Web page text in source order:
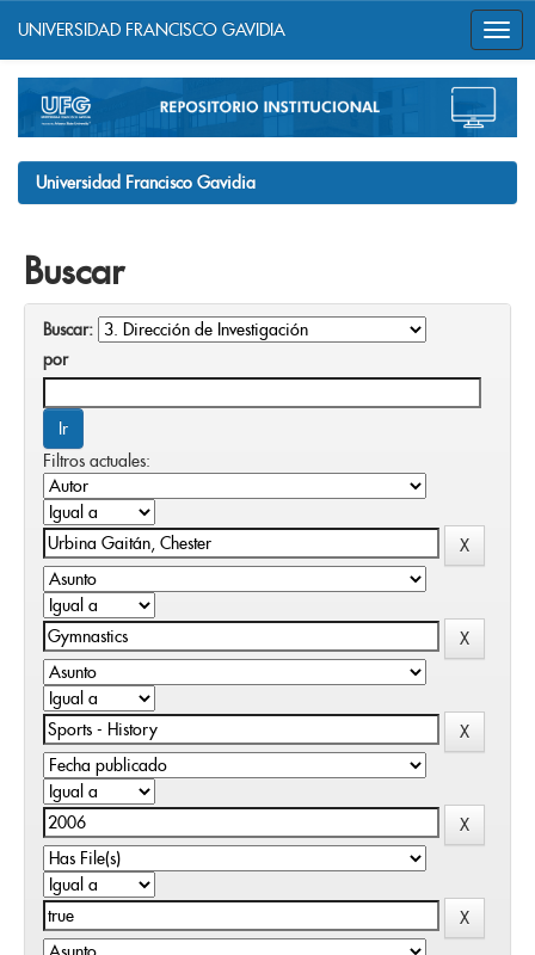
navigation
UNIVERSIDAD FRANCISCO GAVIDIA
Universidad Francisco Gavidia
Buscar
Buscar:
por
Filtros actuales: